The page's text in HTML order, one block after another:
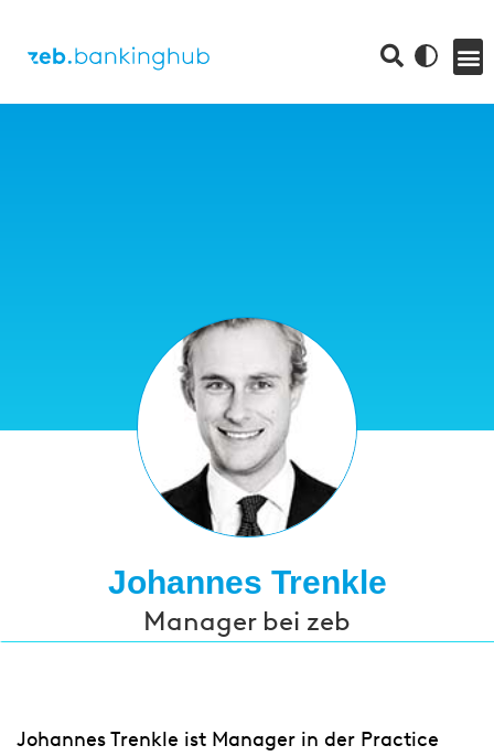
Johannes Trenkle
Manager bei zeb
Johannes Trenkle ist Manager in der Practice